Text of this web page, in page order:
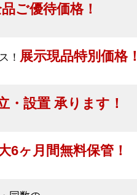
ご優待価格！
！ 展示現品特別価格！
・設置 承ります！
6ヶ月間無料保管！